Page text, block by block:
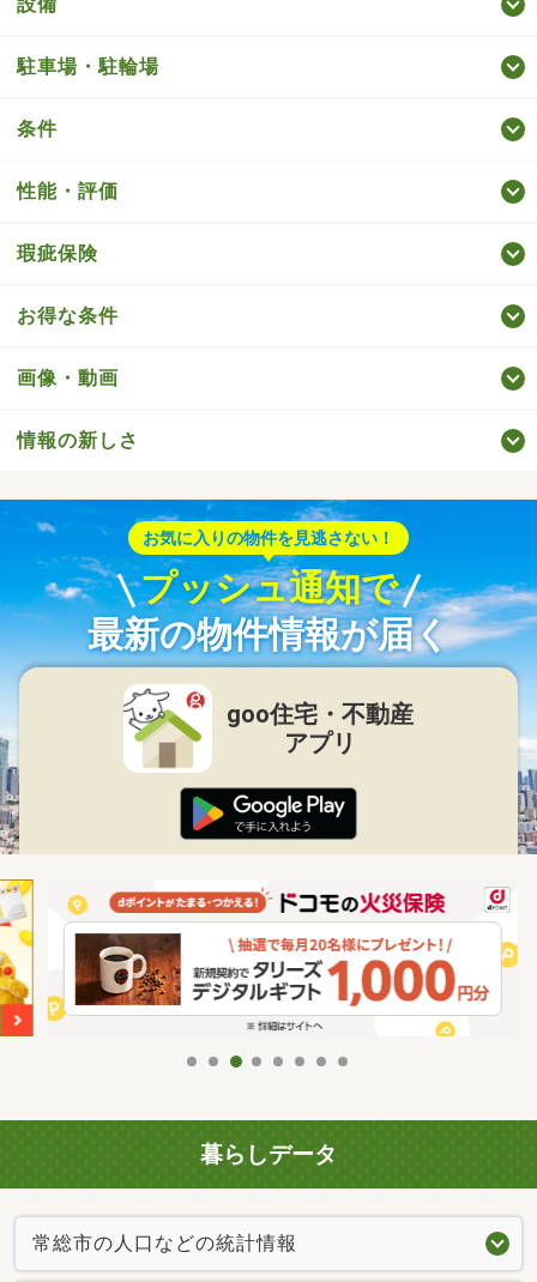
駐車場・駐輪場
条件
性能・評価
瑕疵保険
お得な条件
画像・動画
情報の新しさ
お気に入りの物件を見逃さない！
プッシュ通知で
最新の物件情報が届く
goo住宅・不動産
アプリ
暮らしデータ
常総市の人口などの統計情報